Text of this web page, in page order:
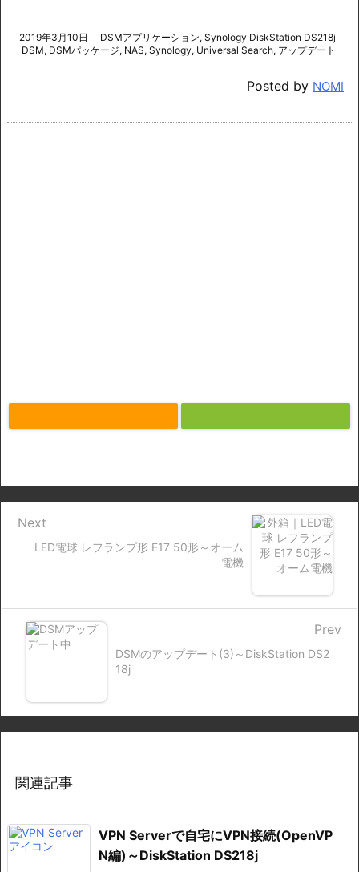
2019年3月10日 DSMアプリケーション, Synology DiskStation DS218j
DSM, DSMパッケージ, NAS, Synology, Universal Search, アップデート
Posted by NOMI
LED電球 レフランプ形 E17 50形～オーム
電機
Next
DSMのアップデート(3)～DiskStation DS2
18j
Prev
関連記事
VPN Serverで自宅にVPN接続(OpenVP
N編)～DiskStation DS218j